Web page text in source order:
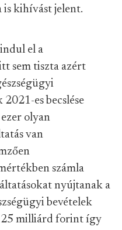
is kihívást jelent.
el a
sem tiszta azért
es becslése
olyan
van
számla
nyújtanak a
bevételek
milliárd forint így